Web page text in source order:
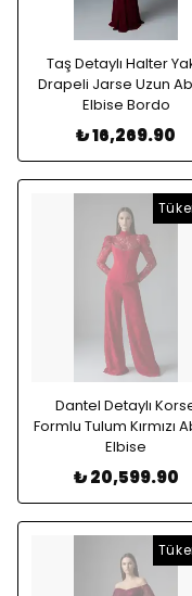
Taş Detaylı Halter
Drapeli Jarse Uzun
Elbise Bordo
₺ 16,269.90
Dantel Detaylı
Formlu Tulum Kırmızı
Elbise
₺ 20,599.90